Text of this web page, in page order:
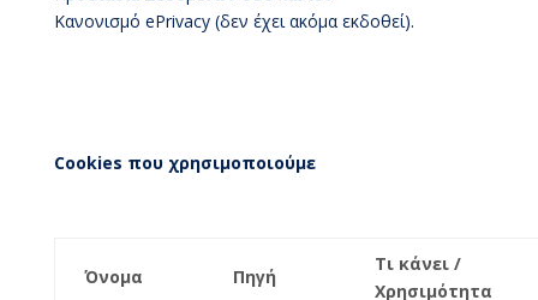
Κανονισμό ePrivacy (δεν έχει ακόμα εκδοθεί).
Cookies που χρησιμοποιούμε
Όνομα Πηγή
Τι κάνει /
Χρησιμότητα